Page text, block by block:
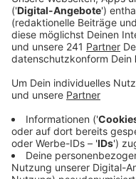
Leverkusen-
Veröffentlicht:Montag,
Beim Schützen- und
die Ordnungskräfte
aussprechen,
und ausgelassen, so